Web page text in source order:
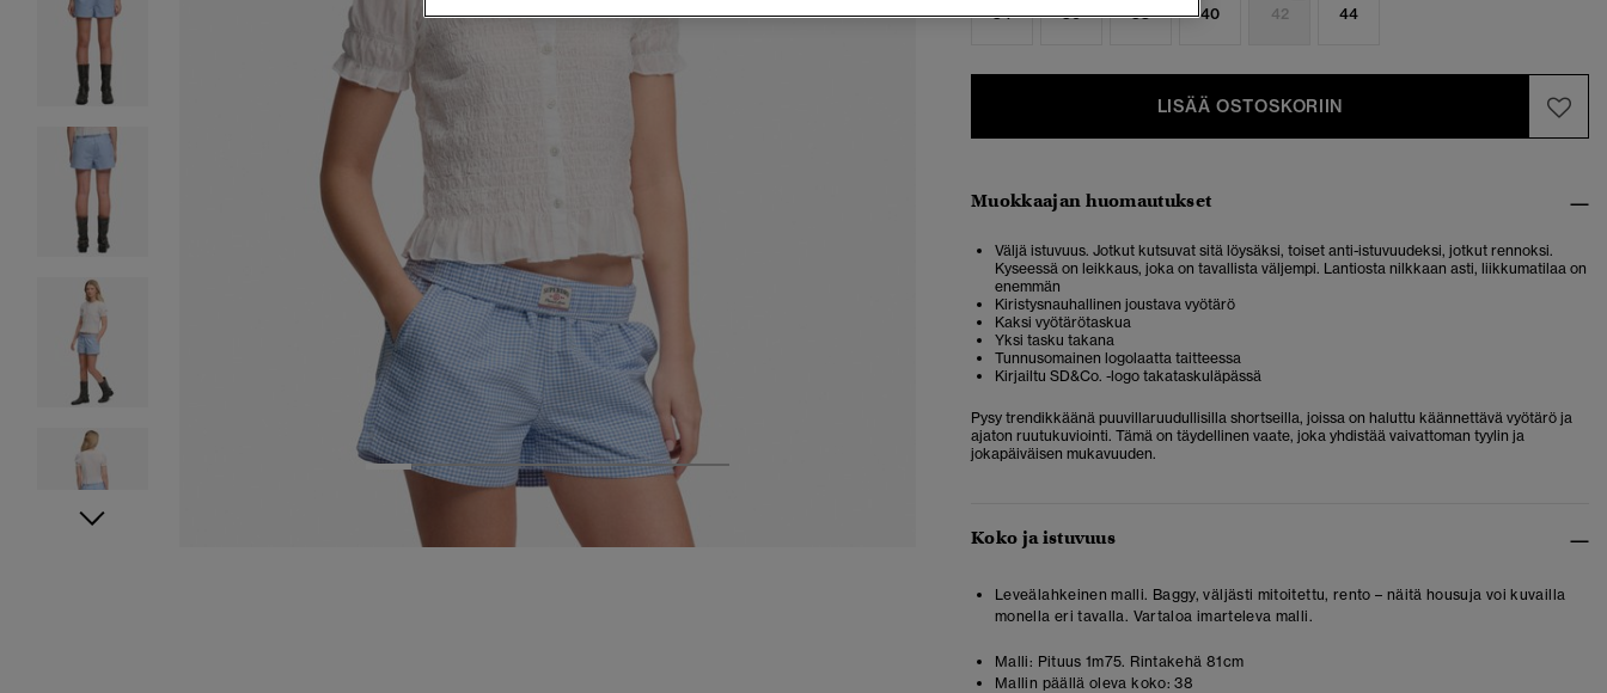
2 3 4 5 6 7
34 36 38 40 42 44
LISÄÄ OSTOSKORIIN
Muokkaajan huomautukset
Väljä istuvuus. Jotkut kutsuvat sitä löysäksi, toiset anti-istuvuudeksi, jotkut rennoksi.
Kyseessä on leikkaus, joka on tavallista väljempi. Lantiosta nilkkaan asti, liikkumatilaa on
enemmän
Kiristysnauhallinen joustava vyötärö
Kaksi vyötärötaskua
Yksi tasku takana
Tunnusomainen logolaatta taitteessa
Kirjailtu SD&Co. -logo takataskuläpässä
Pysy trendikkäänä puuvillaruudullisilla shortseilla, joissa on haluttu käännettävä vyötärö ja
ajaton ruutukuviointi. Tämä on täydellinen vaate, joka yhdistää vaivattoman tyylin ja
jokapäiväisen mukavuuden.
Koko ja istuvuus
Leveälahkeinen malli. Baggy, väljästi mitoitettu, rento – näitä housuja voi kuvailla
monella eri tavalla. Vartaloa imarteleva malli.
Malli: Pituus 1m75. Rintakehä 81cm
Mallin päällä oleva koko: 38